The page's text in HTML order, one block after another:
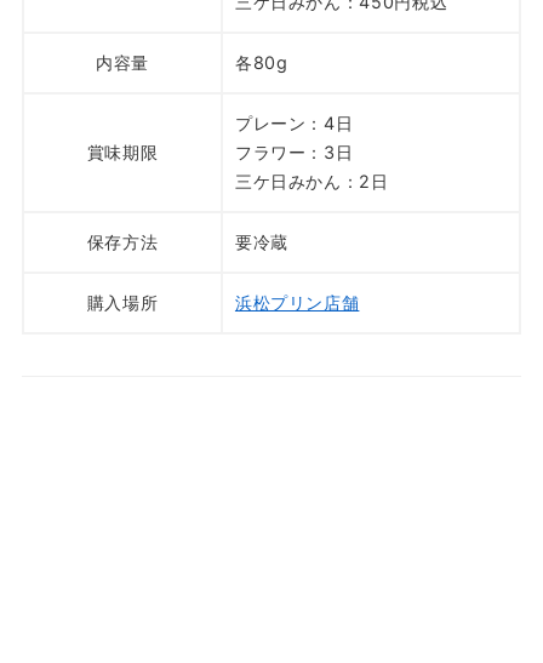
内容量 各80g
賞味期限
プレーン：4日
フラワー：3日
三ケ日みかん：2日
保存方法 要冷蔵
購入場所 浜松プリン店舗